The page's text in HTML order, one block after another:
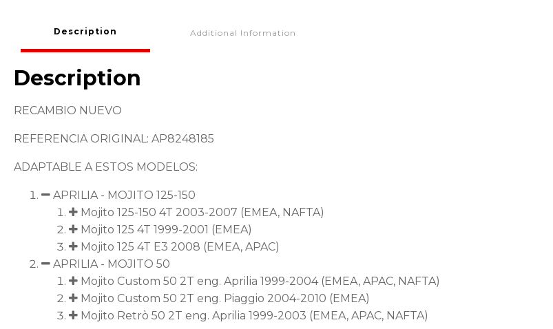
Description Additional Information
Description
RECAMBIO NUEVO
REFERENCIA ORIGINAL: AP8248185
ADAPTABLE A ESTOS MODELOS:
APRILIA - MOJITO 125-150
Mojito 125-150 4T 2003-2007 (EMEA, NAFTA)
Mojito 125 4T 1999-2001 (EMEA)
Mojito 125 4T E3 2008 (EMEA, APAC)
APRILIA - MOJITO 50
Mojito Custom 50 2T eng. Aprilia 1999-2004 (EMEA, APAC, NAFTA)
Mojito Custom 50 2T eng. Piaggio 2004-2010 (EMEA)
Mojito Retrò 50 2T eng. Aprilia 1999-2003 (EMEA, APAC, NAFTA)